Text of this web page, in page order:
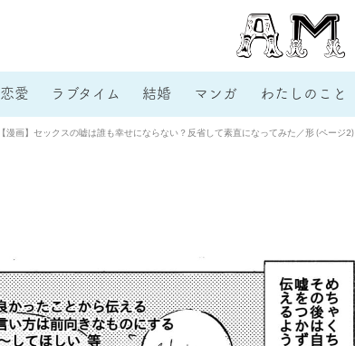
恋愛 ラブタイム 結婚 マンガ わたしのこと
【漫画】セックスの嘘は誰も幸せにならない？反省して素直になってみた／形 (ページ2)